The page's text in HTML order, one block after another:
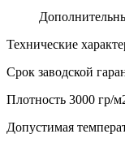
Технические
Срок заводской
Плотность 3000 гр/
Допустимая